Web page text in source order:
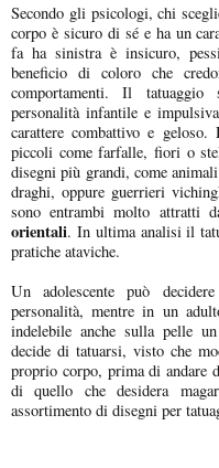
Secondo gli psicologi, chi
corpo è sicuro di sé e ha un
fa ha sinistra è insicuro,
beneficio di coloro che
comportamenti. Il tatuaggio
personalità infantile e
carattere combattivo e
piccoli come farfalle, fiori o
disegni più grandi, come
draghi, oppure guerrieri
sono entrambi molto attratti
orientali. In ultima analisi il
pratiche ataviche.
Un adolescente può
personalità, mentre in un
indelebile anche sulla pelle
decide di tatuarsi, visto che
proprio corpo, prima di andare
di quello che desidera
assortimento di disegni per